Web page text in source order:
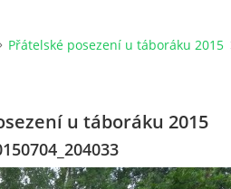
Přátelské posezení u táboráku 2015
u táboráku 2015